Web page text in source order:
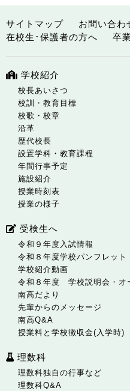
サイトマップ お問い合わ
在校生･保護者の方へ
卒
学校紹介
校長あいさつ
校訓・教育目標
校歌・校章
沿革
歴代校長
設置学科・教育課程
年間行事予定
施設紹介
授業時刻表
授業の様子
受検生へ
令和９年度入試情報
令和８年度学校パンフレット
学校紹介動画
令和８年度 学校説明会・オ
南高だより
先輩からのメッセージ
南高Q&A
授業料と学校徴収金(入学時)
理数科
理数科独自の行事など
理数科Q&A